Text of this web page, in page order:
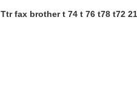
Ttr fax brother t 74 t 76 t78 t72